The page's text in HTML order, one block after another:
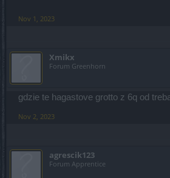
Nov 1, 2023
Xmikx
Forum Greenhorn
gdzie te hagastove grotto z 6q od
Nov 2, 2023
agrescik123
Forum Apprentice